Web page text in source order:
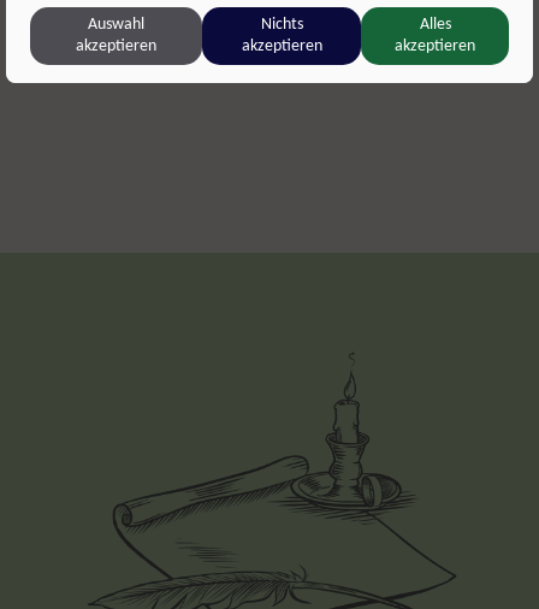
Burggerhof,Tamsweg
Eier
Hühnerei
Auswahl
akzeptieren
Nichts
akzeptieren
Alles
akzeptieren